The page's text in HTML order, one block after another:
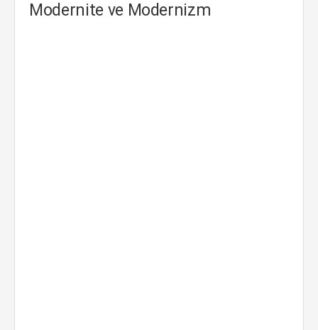
Modernite ve Modernizm